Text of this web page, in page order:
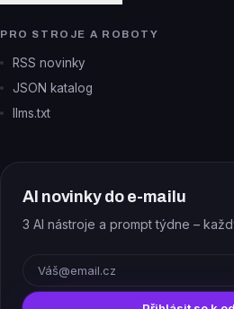
PRO STROJE A ROBOTY
RSS novinky
JSON katalog
llms.txt
AI novinky do e-mailu
3 AI nástroje a prompt týdne –